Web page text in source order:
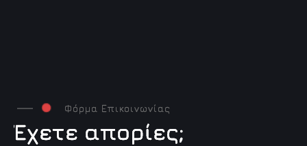
Φόρμα Επικοινωνίας
Έχετε απορίες;